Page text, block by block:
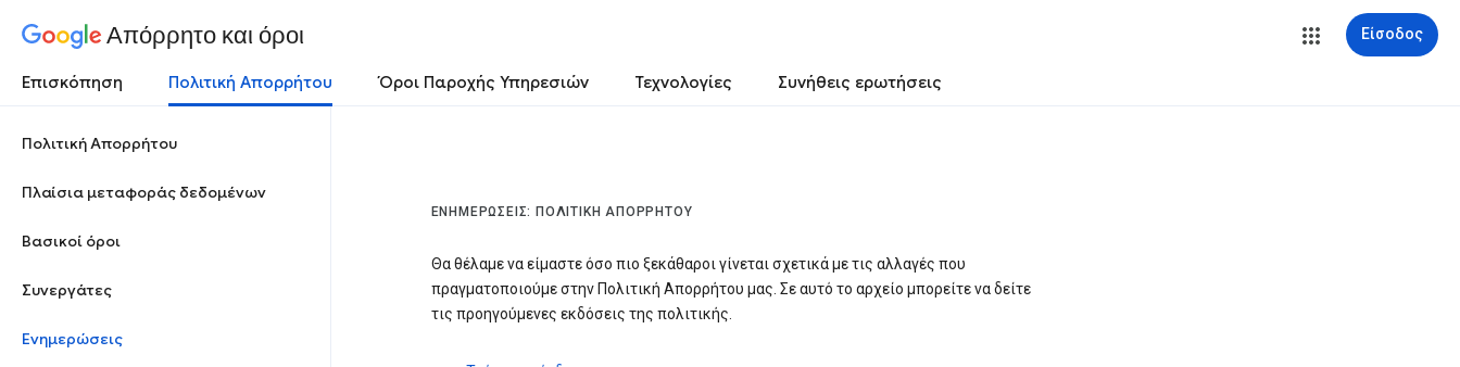
Απόρρητο και όροι Είσοδος
Επισκόπηση Πολιτική Απορρήτου Όροι Παροχής Υπηρεσιών Τεχνολογίες Συνήθεις ερωτήσεις
Πολιτική Απορρήτου
Πλαίσια μεταφοράς δεδομένων
Βασικοί όροι
Συνεργάτες
Ενημερώσεις
ΕΝΗΜΕΡΏΣΕΙΣ: ΠΟΛΙΤΙΚΉ ΑΠΟΡΡΉΤΟΥ
Θα θέλαμε να είμαστε όσο πιο ξεκάθαροι γίνεται σχετικά με τις αλλαγές που
πραγματοποιούμε στην Πολιτική Απορρήτου μας. Σε αυτό το αρχείο μπορείτε να δείτε
τις προηγούμενες εκδόσεις της πολιτικής.